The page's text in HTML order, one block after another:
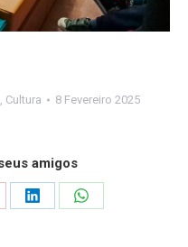
, Cultura 8 Fevereiro 2025
amigos
Share
Share